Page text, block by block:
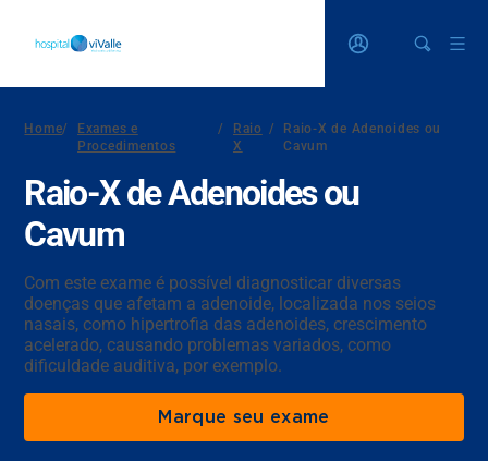
Home/
Exames e
Procedimentos
/
Raio
X
/
Raio-X de Adenoides ou
Cavum
Raio-X de Adenoides ou
Cavum
Com este exame é possível diagnosticar diversas
doenças que afetam a adenoide, localizada nos seios
nasais, como hipertrofia das adenoides, crescimento
acelerado, causando problemas variados, como
dificuldade auditiva, por exemplo.
Marque seu exame